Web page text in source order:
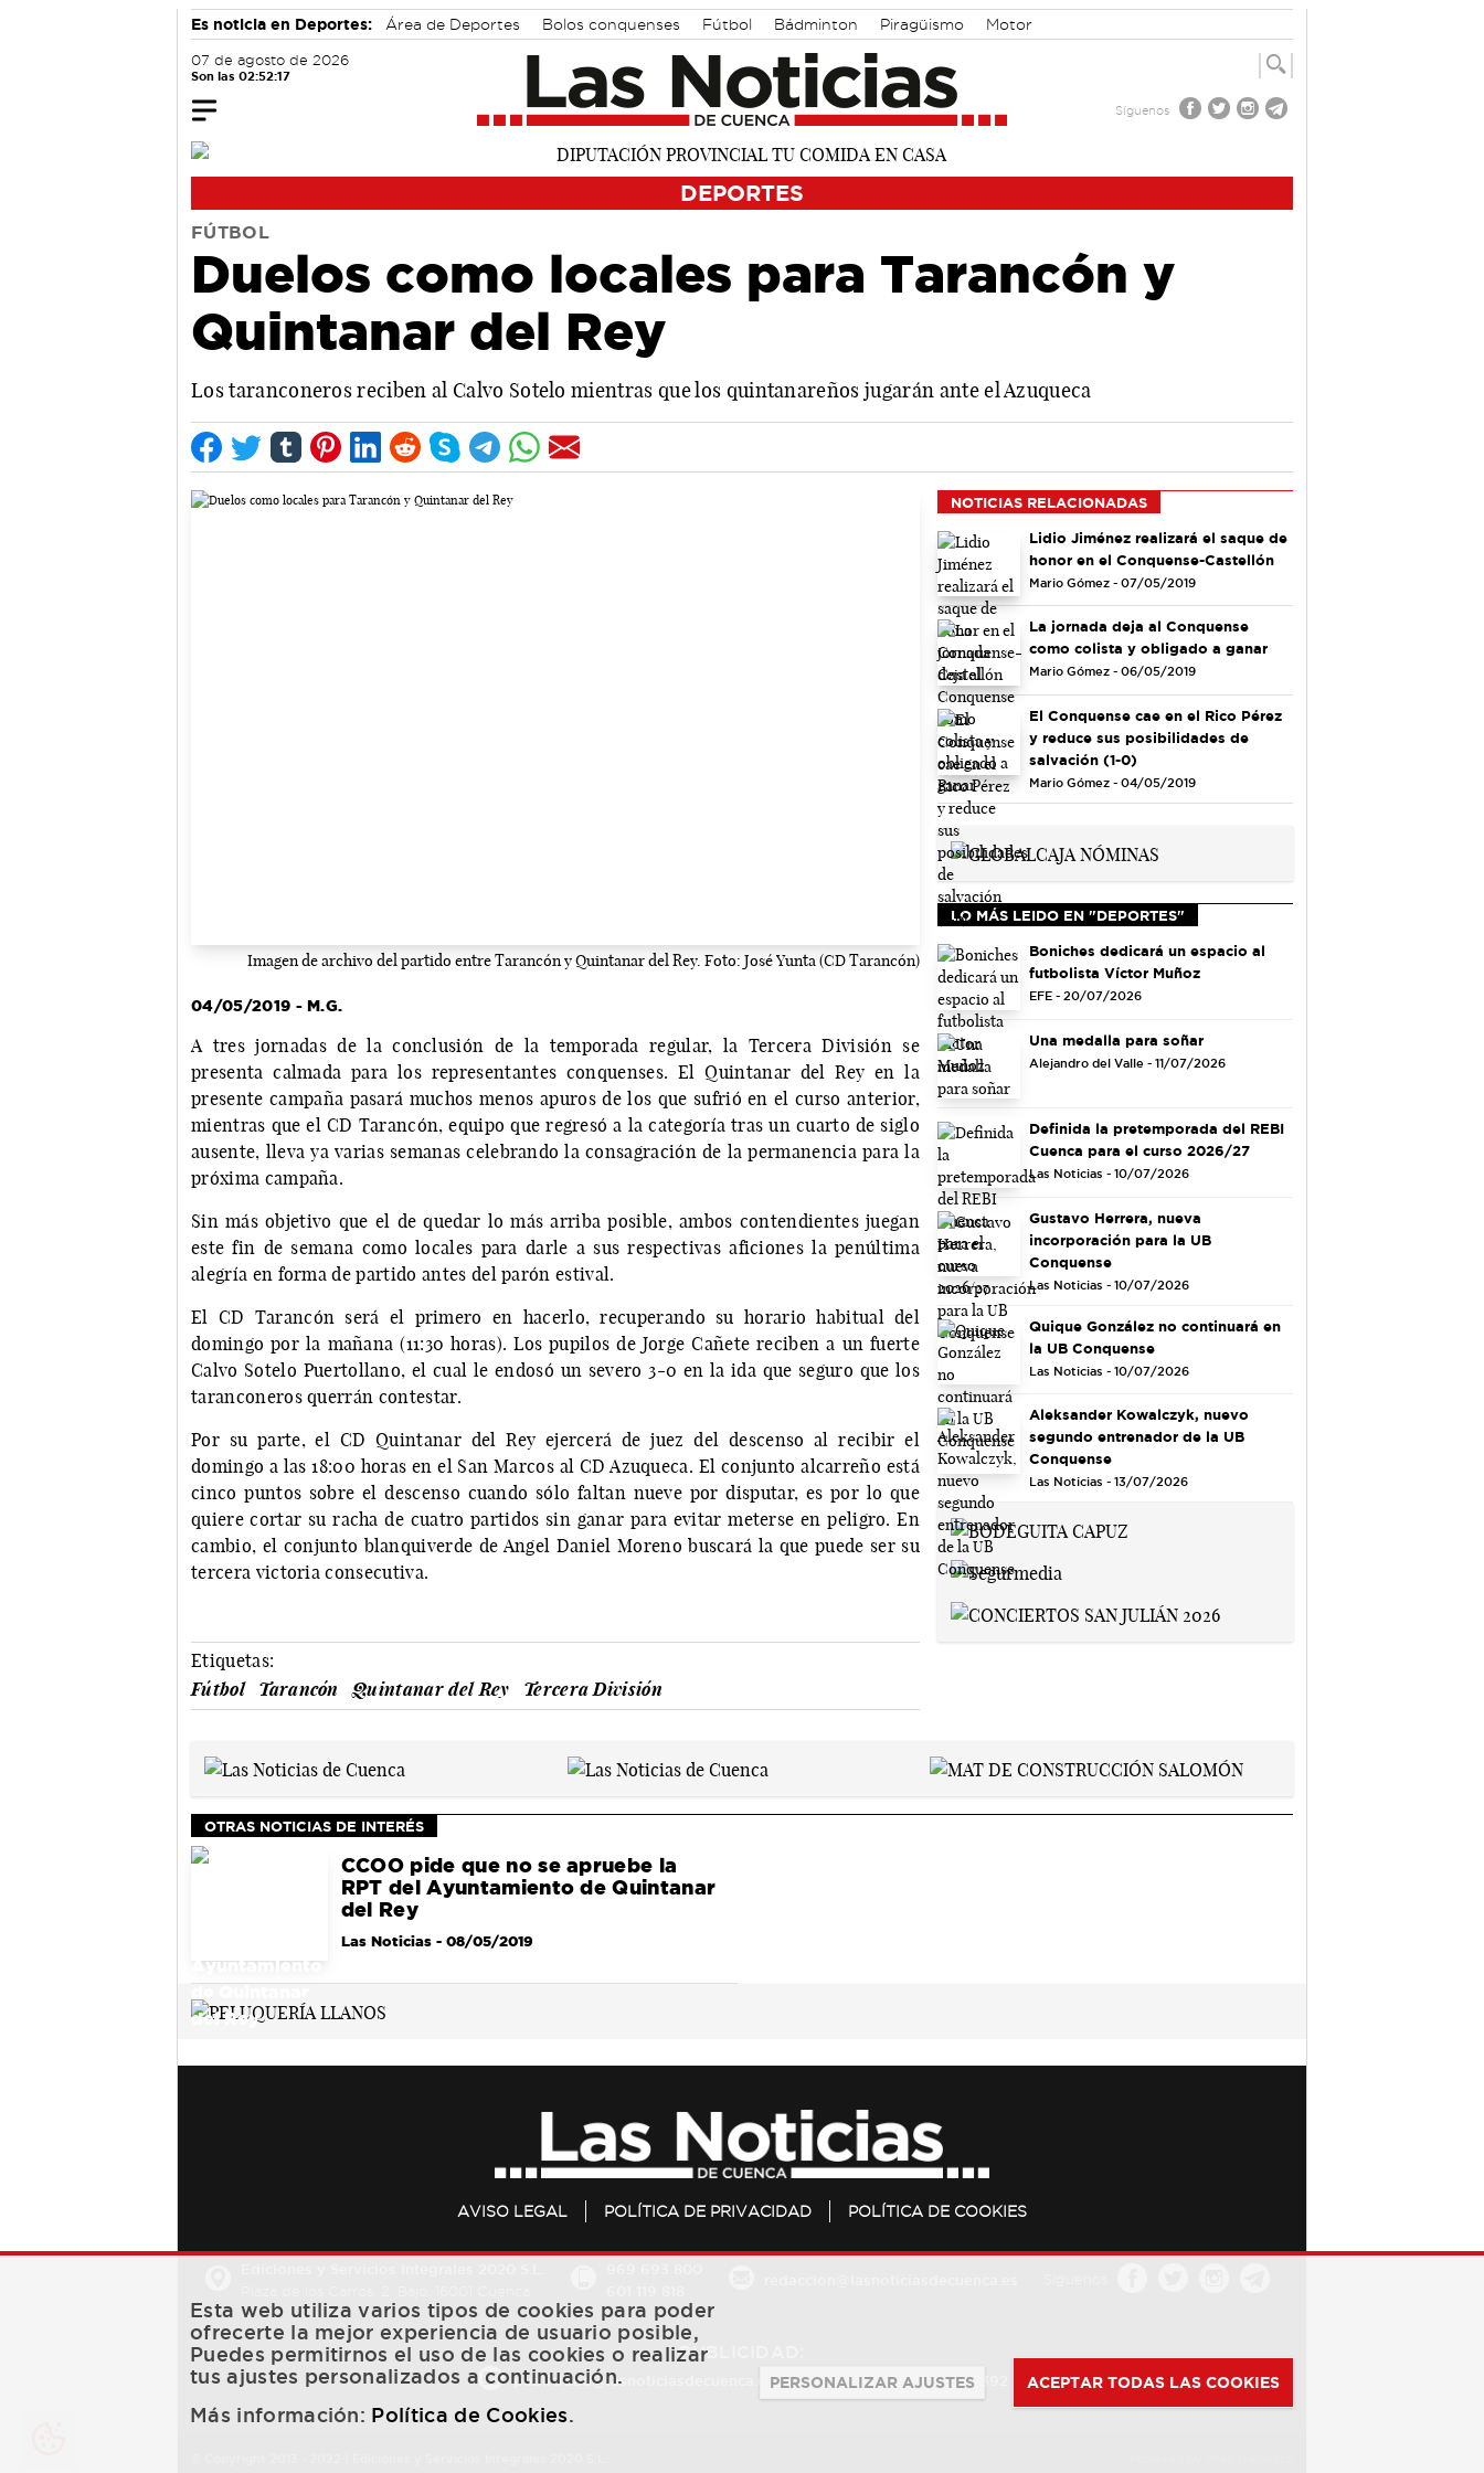
Es noticia en Deportes: Área de Deportes Bolos conquenses Fútbol Bádminton Piragüismo Motor
07 de agosto de 2026
Son las 02:52:18
Síguenos
DEPORTES
FÚTBOL
Duelos como locales para Tarancón y
Quintanar del Rey
Los taranconeros reciben al Calvo Sotelo mientras que los quintanareños jugarán ante el Azuqueca
Imagen de archivo del partido entre Tarancón y Quintanar del Rey. Foto: José Yunta (CD Tarancón)
04/05/2019 - M.G.
A tres jornadas de la conclusión de la temporada regular, la Tercera División se
presenta calmada para los representantes conquenses. El Quintanar del Rey en la
presente campaña pasará muchos menos apuros de los que sufrió en el curso anterior,
mientras que el CD Tarancón, equipo que regresó a la categoría tras un cuarto de siglo
ausente, lleva ya varias semanas celebrando la consagración de la permanencia para la
próxima campaña.
Sin más objetivo que el de quedar lo más arriba posible, ambos contendientes juegan
este fin de semana como locales para darle a sus respectivas aficiones la penúltima
alegría en forma de partido antes del parón estival.
El CD Tarancón será el primero en hacerlo, recuperando su horario habitual del
domingo por la mañana (11:30 horas). Los pupilos de Jorge Cañete reciben a un fuerte
Calvo Sotelo Puertollano, el cual le endosó un severo 3-0 en la ida que seguro que los
taranconeros querrán contestar.
Por su parte, el CD Quintanar del Rey ejercerá de juez del descenso al recibir el
domingo a las 18:00 horas en el San Marcos al CD Azuqueca. El conjunto alcarreño está
cinco puntos sobre el descenso cuando sólo faltan nueve por disputar, es por lo que
quiere cortar su racha de cuatro partidos sin ganar para evitar meterse en peligro. En
cambio, el conjunto blanquiverde de Angel Daniel Moreno buscará la que puede ser su
tercera victoria consecutiva.
Etiquetas:
Fútbol
Tarancón Quintanar del Rey Tercera División
NOTICIAS RELACIONADAS
Lidio Jiménez realizará el saque de
honor en el Conquense-Castellón
Mario Gómez - 07/05/2019
La jornada deja al Conquense
como colista y obligado a ganar
Mario Gómez - 06/05/2019
El Conquense cae en el Rico Pérez
y reduce sus posibilidades de
salvación (1-0)
Mario Gómez - 04/05/2019
LO MÁS LEIDO EN "DEPORTES"
Boniches dedicará un espacio al
futbolista Víctor Muñoz
EFE - 20/07/2026
Una medalla para soñar
Alejandro del Valle - 11/07/2026
Definida la pretemporada del REBI
Cuenca para el curso 2026/27
Las Noticias - 10/07/2026
Gustavo Herrera, nueva
incorporación para la UB
Conquense
Las Noticias - 10/07/2026
Quique González no continuará en
la UB Conquense
Las Noticias - 10/07/2026
Aleksander Kowalczyk, nuevo
segundo entrenador de la UB
Conquense
Las Noticias - 13/07/2026
OTRAS NOTICIAS DE INTERÉS
CCOO pide que no se apruebe la
RPT del Ayuntamiento de Quintanar
del Rey
Las Noticias- 08/05/2019
AVISO LEGAL POLÍTICA DE PRIVACIDAD POLÍTICA DE COOKIES
PUBLICIDAD:
publicidad@lasnoticiasdecuenca.es 684 126 573 / 670 726 392
Esta web utiliza varios tipos de cookies para poder
ofrecerte la mejor experiencia de usuario posible,
Puedes permitirnos el uso de las cookies o realizar
tus ajustes personalizados a continuación.
Más información: Política de Cookies.
PERSONALIZAR AJUSTES ACEPTAR TODAS LAS COOKIES